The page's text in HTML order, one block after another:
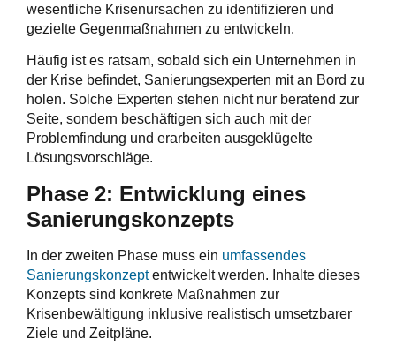
wesentliche Krisenursachen zu identifizieren und
gezielte Gegenmaßnahmen zu entwickeln.
Häufig ist es ratsam, sobald sich ein Unternehmen in
der Krise befindet, Sanierungsexperten mit an Bord zu
holen. Solche Experten stehen nicht nur beratend zur
Seite, sondern beschäftigen sich auch mit der
Problemfindung und erarbeiten ausgeklügelte
Lösungsvorschläge.
Phase 2: Entwicklung eines
Sanierungskonzepts
In der zweiten Phase muss ein umfassendes
Sanierungskonzept entwickelt werden. Inhalte dieses
Konzepts sind konkrete Maßnahmen zur
Krisenbewältigung inklusive realistisch umsetzbarer
Ziele und Zeitpläne.